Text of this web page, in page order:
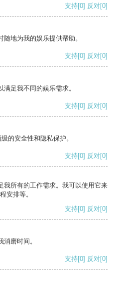
支持[0] 反对[0]
地为我的娱乐提供帮助。
支持[0] 反对[0]
足我不同的娱乐需求。
支持[0] 反对[0]
的安全性和隐私保护。
支持[0] 反对[0]
我所有的工作需求。我可以使用它来
安排等。
支持[0] 反对[0]
磨时间。
支持[0] 反对[0]